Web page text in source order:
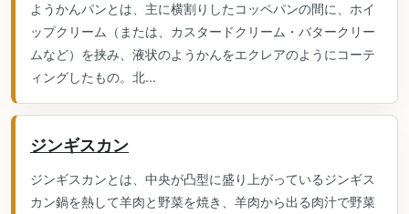
ようかんパンとは、主に横割りしたコッペパンの間に、ホイ
ップクリーム（または、カスタードクリーム・バタークリー
ムなど）を挟み、液状のようかんをエクレアのようにコーテ
ィングしたもの。北...
ジンギスカン
ジンギスカンとは、中央が凸型に盛り上がっているジンギス
カン鍋を熱して羊肉と野菜を焼き、羊肉から出る肉汁で野菜